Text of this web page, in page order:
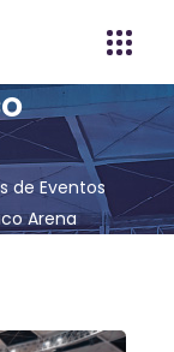
de Eventos
Arena